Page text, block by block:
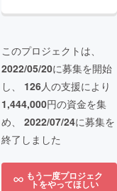
このプロジェクトは、
2022/05/20に募集を開始
し、 126人の支援により
1,444,000円の資金を集
め、 2022/07/24に募集を
終了しました
もう一度プロジェク
トをやってほしい